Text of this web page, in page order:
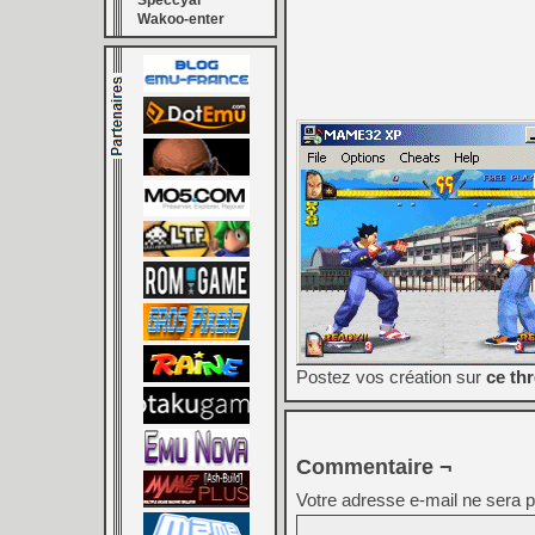
Wakoo-enter
Postez vos création sur ce
Commentaire ¬
Votre adresse e-mail ne sera